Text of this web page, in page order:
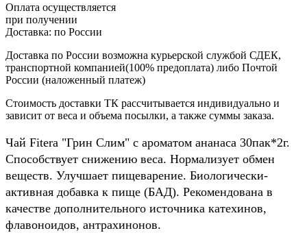
Оплата осуществляется
при получении
Доставка: по России
Доставка по России возможна курьерской службой СДЕК,
транспортной компанией(100% предоплата) либо Почтой
России (наложенный платеж)
Стоимость доставки ТК рассчитывается индивидуально и
зависит от веса и объема посылки, а также суммы заказа.
Чай Fitera "Грин Слим" с ароматом ананаса 30пак*2г.
Способствует снижению веса. Нормализует обмен
веществ. Улучшает пищеварение. Биологически-
активная добавка к пище (БАД). Рекомендована в
качестве дополнительного источника катехинов,
флавоноидов, антрахинонов.